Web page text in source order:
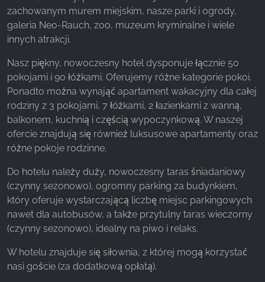
zachowanym murem miejskim, nasze parki i ogrody,
galeria Neo-Rauch, zoo, muzeum kryminalne i wiele
innych atrakcji.
Nasz piękny, nowoczesny hotel dysponuje łącznie 50
pokojami i 90 łóżkami. Oferujemy różne kategorie pokoi.
Ponadto można wynająć apartament wakacyjny dla całej
rodziny z 3 pokojami, 7 łóżkami, 2 łazienkami z wanną,
balkonem, kuchnią i częścią wypoczynkową. W naszej
ofercie znajdują się również luksusowe apartamenty oraz
różne pokoje rodzinne.
Do hotelu należy duży, nowoczesny taras śniadaniowy
(czynny sezonowo), ogromny parking za budynkiem,
który oferuje wystarczającą liczbę miejsc parkingowych
nawet dla autobusów, a także przytulny taras wieczorny
(czynny sezonowo), idealny na piwo i relaks.
W hotelu znajduje się siłownia, z której mogą korzystać
nasi goście (za dodatkową opłatą).